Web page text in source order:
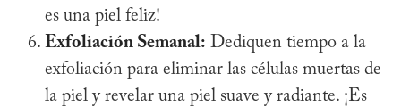
es una piel feliz!
Exfoliación Semanal: Dediquen tiempo a la
exfoliación para eliminar las células muertas de
la piel y revelar una piel suave y radiante. ¡Es